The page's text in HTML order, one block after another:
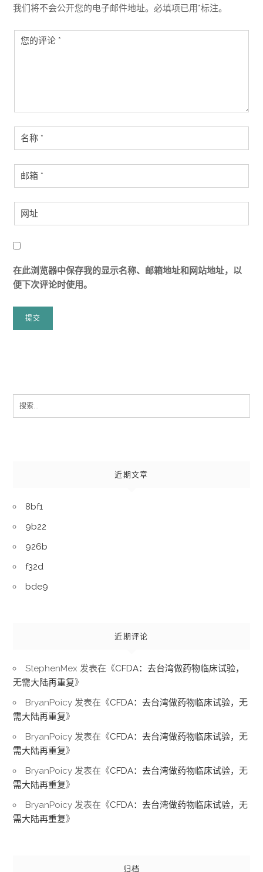
我们将不会公开您的电子邮件地址。必填项已用*标注。
在此浏览器中保存我的显示名称、邮箱地址和网站地址，以
便下次评论时使用。
Search
近期文章
8bf1
9b22
926b
f32d
bde9
近期评论
StephenMex 发表在《CFDA：去台湾做药物临床试验，
无需大陆再重复》
BryanPoicy 发表在《CFDA：去台湾做药物临床试验，无
需大陆再重复》
BryanPoicy 发表在《CFDA：去台湾做药物临床试验，无
需大陆再重复》
BryanPoicy 发表在《CFDA：去台湾做药物临床试验，无
需大陆再重复》
BryanPoicy 发表在《CFDA：去台湾做药物临床试验，无
需大陆再重复》
归档